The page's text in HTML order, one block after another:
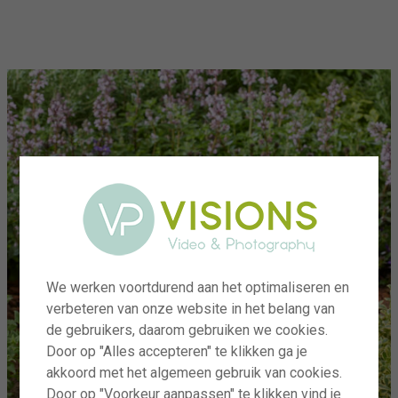
We werken voortdurend aan het optimaliseren en
verbeteren van onze website in het belang van
de gebruikers, daarom gebruiken we cookies.
Door op "Alles accepteren" te klikken ga je
akkoord met het algemeen gebruik van cookies.
Door op "Voorkeur aanpassen" te klikken vind je